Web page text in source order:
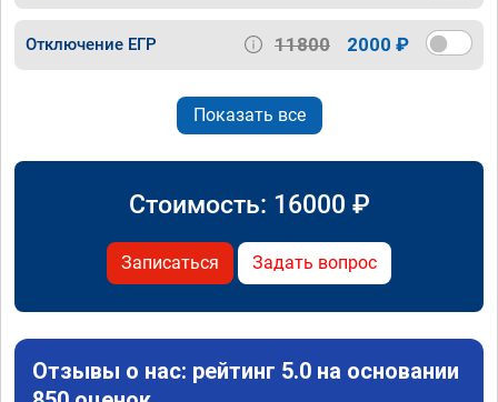
Отключение ЕГР 11800 2000 ₽
Показать все
Стоимость: 16000 ₽
Записаться Задать вопрос
Отзывы о нас: рейтинг 5.0 на основании